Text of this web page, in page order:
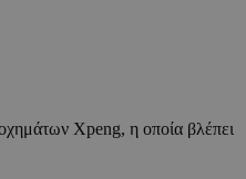
Xpeng, η οποία βλέπει